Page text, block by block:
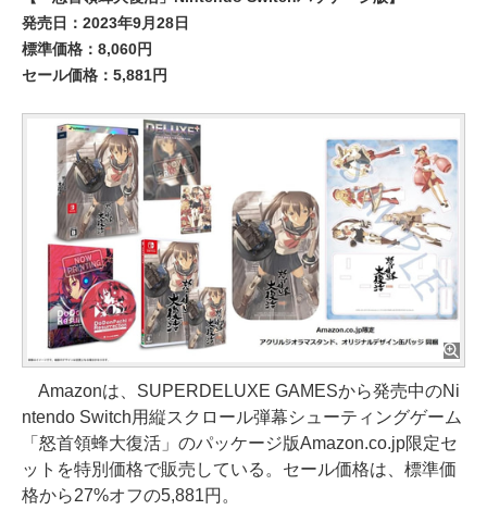
発売日：2023年9月28日
標準価格：8,060円
セール価格：5,881円
Amazonは、SUPERDELUXE GAMESから発売中のNi
ntendo Switch用縦スクロール弾幕シューティングゲーム
「怒首領蜂大復活」のパッケージ版Amazon.co.jp限定セ
ットを特別価格で販売している。セール価格は、標準価
格から27%オフの5,881円。